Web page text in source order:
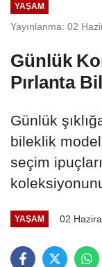
YAŞAM
Yayınlanma: 02
Günlük
Pırlanta
Günlük
bileklik
seçim
YAŞAM 02